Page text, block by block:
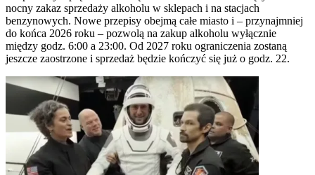
nocny zakaz sprzedaży alkoholu w sklepach i na stacjach
benzynowych. Nowe przepisy obejmą całe miasto i – przynajmniej
do końca 2026 roku – pozwolą na zakup alkoholu wyłącznie
między godz. 6:00 a 23:00. Od 2027 roku ograniczenia zostaną
jeszcze zaostrzone i sprzedaż będzie kończyć się już o godz. 22.